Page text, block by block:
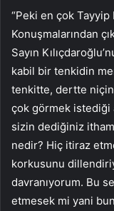
“Peki en çok
Konuşmalarından
Sayın
kabil bir tenkidin
tenkitte, dertte niçin
çok görmek istediği
sizin dediğiniz
nedir? Hiç itiraz
korkusunu
davranıyorum. Bu
etmesek mi yani